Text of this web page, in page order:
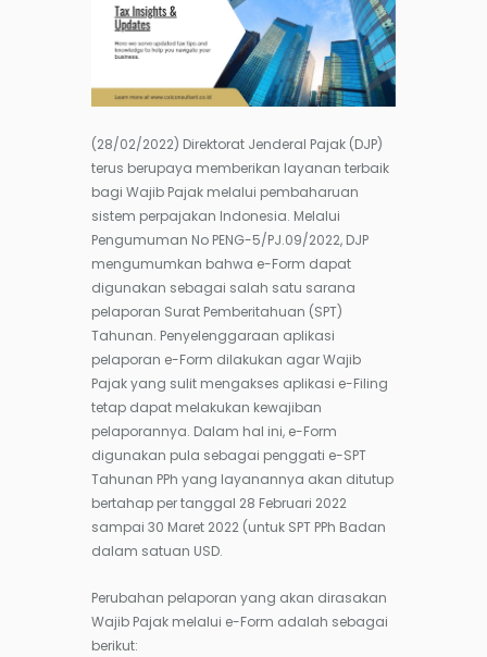
(28/02/2022) Direktorat Jenderal Pajak (DJP)
terus berupaya memberikan layanan terbaik
bagi Wajib Pajak melalui pembaharuan
sistem perpajakan Indonesia. Melalui
Pengumuman No PENG-5/PJ.09/2022, DJP
mengumumkan bahwa e-Form dapat
digunakan sebagai salah satu sarana
pelaporan Surat Pemberitahuan (SPT)
Tahunan. Penyelenggaraan aplikasi
pelaporan e-Form dilakukan agar Wajib
Pajak yang sulit mengakses aplikasi e-Filing
tetap dapat melakukan kewajiban
pelaporannya. Dalam hal ini, e-Form
digunakan pula sebagai penggati e-SPT
Tahunan PPh yang layanannya akan ditutup
bertahap per tanggal 28 Februari 2022
sampai 30 Maret 2022 (untuk SPT PPh Badan
dalam satuan USD.
Perubahan pelaporan yang akan dirasakan
Wajib Pajak melalui e-Form adalah sebagai
berikut: